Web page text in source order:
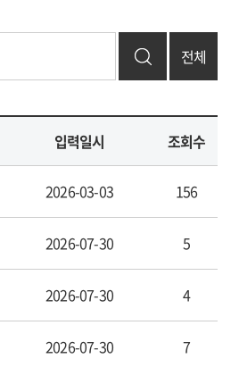
전체
입력일시 조회수
2026-03-03 156
2026-07-30 5
2026-07-30 4
2026-07-30 7